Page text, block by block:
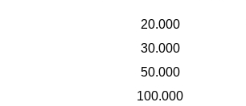
20.000
30.000
50.000
100.000